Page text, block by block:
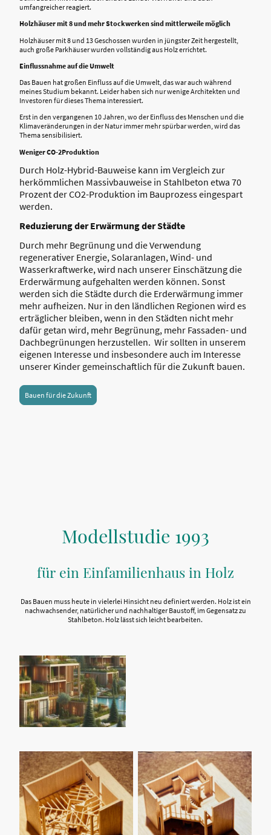
umfangreicher reagiert.
Holzhäuser mit 8 und mehr Stockwerken sind mittlerweile möglich
Holzhäuser mit 8 und 13 Geschossen wurden in jüngster Zeit hergestellt,
auch große Parkhäuser wurden vollständig aus Holz errichtet.
Einflussnahme auf die Umwelt
Das Bauen hat großen Einfluss auf die Umwelt, das war auch während
meines Studium bekannt. Leider haben sich nur wenige Architekten und
Investoren für dieses Thema interessiert.
Erst in den vergangenen 10 Jahren, wo der Einfluss des Menschen und die
Klimaveränderungen in der Natur immer mehr spürbar werden, wird das
Thema sensibilisiert.
Weniger CO-2Produktion
Durch Holz-Hybrid-Bauweise kann im Vergleich zur
herkömmlichen Massivbauweise in Stahlbeton etwa 70
Prozent der CO2-Produktion im Bauprozess eingespart
werden.
Reduzierung der Erwärmung der Städte
Durch mehr Begrünung und die Verwendung
regenerativer Energie, Solaranlagen, Wind- und
Wasserkraftwerke, wird nach unserer Einschätzung die
Erderwärmung aufgehalten werden können. Sonst
werden sich die Städte durch die Erderwärmung immer
mehr aufheizen. Nur in den ländlichen Regionen wird es
erträglicher bleiben, wenn in den Städten nicht mehr
dafür getan wird, mehr Begrünung, mehr Fassaden- und
Dachbegrünungen herzustellen. Wir sollten in unserem
eigenen Interesse und insbesondere auch im Interesse
unserer Kinder gemeinschaftlich für die Zukunft bauen.
Bauen für die Zukunft
Modellstudie 1993
für ein Einfamilienhaus in Holz
Das Bauen muss heute in vielerlei Hinsicht neu definiert werden. Holz ist ein
nachwachsender, natürlicher und nachhaltiger Baustoff, im Gegensatz zu
Stahlbeton. Holz lässt sich leicht bearbeiten.